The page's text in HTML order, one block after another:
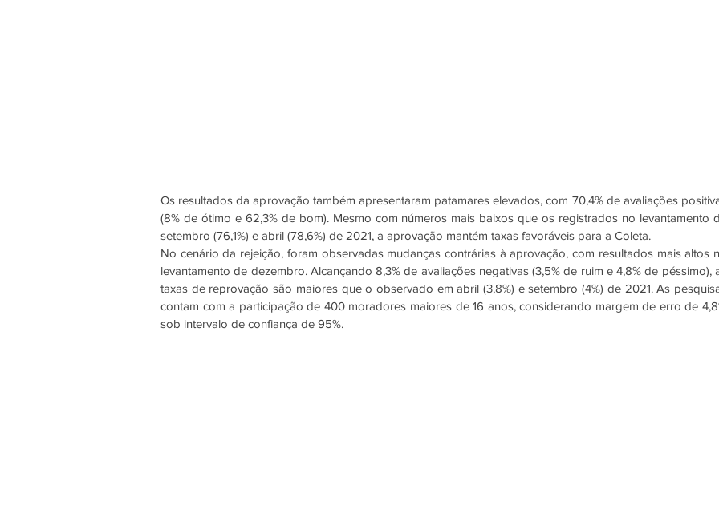
Os resultados da aprovação também apresentaram patamares elevados, com 70,4% de avaliações
(8% de ótimo e 62,3% de bom). Mesmo com números mais baixos que os registrados no levantamento
setembro (76,1%) e abril (78,6%) de 2021, a aprovação mantém taxas favoráveis para a Coleta.
No cenário da rejeição, foram observadas mudanças contrárias à aprovação, com resultados mais altos
levantamento de dezembro. Alcançando 8,3% de avaliações negativas (3,5% de ruim e 4,8% de péssimo),
taxas de reprovação são maiores que o observado em abril (3,8%) e setembro (4%) de 2021. As
contam com a participação de 400 moradores maiores de 16 anos, considerando margem de erro de
sob intervalo de confiança de 95%.